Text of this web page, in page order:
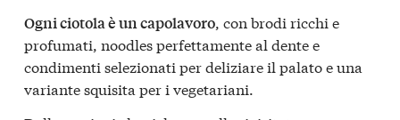
Ogni ciotola è un capolavoro, con brodi ricchi e
profumati, noodles perfettamente al dente e
condimenti selezionati per deliziare il palato e una
variante squisita per i vegetariani.